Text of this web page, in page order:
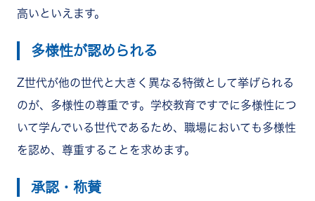
高いといえます。
多様性が認められる
Z世代が他の世代と大きく異なる特徴として挙げられる
のが、多様性の尊重です。学校教育ですでに多様性につ
いて学んでいる世代であるため、職場においても多様性
を認め、尊重することを求めます。
承認・称賛